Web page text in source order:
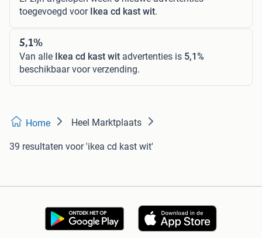
toegevoegd voor Ikea cd kast wit.
5,1%
Van alle Ikea cd kast wit advertenties is 5,1%
beschikbaar voor verzending.
Home Heel Marktplaats
39 resultaten voor 'ikea cd kast wit'